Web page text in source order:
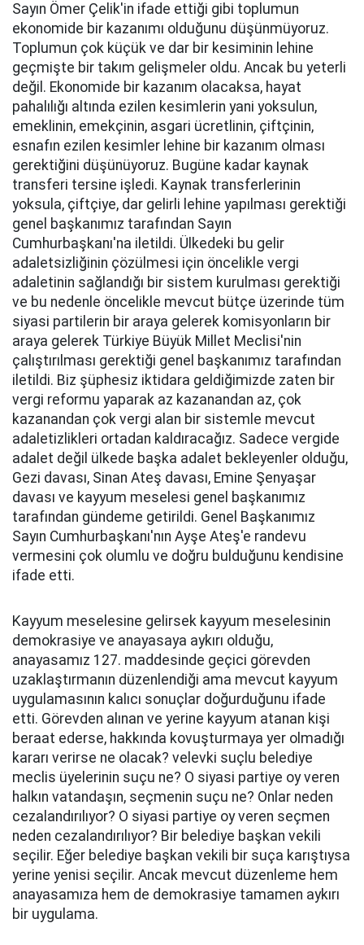
Sayın Ömer Çelik'in ifade ettiği gibi toplumun
ekonomide bir kazanımı olduğunu düşünmüyoruz.
Toplumun çok küçük ve dar bir kesiminin lehine
geçmişte bir takım gelişmeler oldu. Ancak bu yeterli
değil. Ekonomide bir kazanım olacaksa, hayat
pahalılığı altında ezilen kesimlerin yani yoksulun,
emeklinin, emekçinin, asgari ücretlinin, çiftçinin,
esnafın ezilen kesimler lehine bir kazanım olması
gerektiğini düşünüyoruz. Bugüne kadar kaynak
transferi tersine işledi. Kaynak transferlerinin
yoksula, çiftçiye, dar gelirli lehine yapılması gerektiği
genel başkanımız tarafından Sayın
Cumhurbaşkanı'na iletildi. Ülkedeki bu gelir
adaletsizliğinin çözülmesi için öncelikle vergi
adaletinin sağlandığı bir sistem kurulması gerektiği
ve bu nedenle öncelikle mevcut bütçe üzerinde tüm
siyasi partilerin bir araya gelerek komisyonların bir
araya gelerek Türkiye Büyük Millet Meclisi'nin
çalıştırılması gerektiği genel başkanımız tarafından
iletildi. Biz şüphesiz iktidara geldiğimizde zaten bir
vergi reformu yaparak az kazanandan az, çok
kazanandan çok vergi alan bir sistemle mevcut
adaletizlikleri ortadan kaldıracağız. Sadece vergide
adalet değil ülkede başka adalet bekleyenler olduğu,
Gezi davası, Sinan Ateş davası, Emine Şenyaşar
davası ve kayyum meselesi genel başkanımız
tarafından gündeme getirildi. Genel Başkanımız
Sayın Cumhurbaşkanı'nın Ayşe Ateş'e randevu
vermesini çok olumlu ve doğru bulduğunu kendisine
ifade etti.
Kayyum meselesine gelirsek kayyum meselesinin
demokrasiye ve anayasaya aykırı olduğu,
anayasamız 127. maddesinde geçici görevden
uzaklaştırmanın düzenlendiği ama mevcut kayyum
uygulamasının kalıcı sonuçlar doğurduğunu ifade
etti. Görevden alınan ve yerine kayyum atanan kişi
beraat ederse, hakkında kovuşturmaya yer olmadığı
kararı verirse ne olacak? velevki suçlu belediye
meclis üyelerinin suçu ne? O siyasi partiye oy veren
halkın vatandaşın, seçmenin suçu ne? Onlar neden
cezalandırılıyor? O siyasi partiye oy veren seçmen
neden cezalandırılıyor? Bir belediye başkan vekili
seçilir. Eğer belediye başkan vekili bir suça karıştıysa
yerine yenisi seçilir. Ancak mevcut düzenleme hem
anayasamıza hem de demokrasiye tamamen aykırı
bir uygulama.